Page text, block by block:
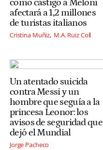
como castigo a Meloni
afectará a 1,2 millones
de turistas italianos
Cristina Muñiz M.A. Ruiz Coll
Un atentado suicida
contra Messi y un
hombre que seguía a la
princesa Leonor: los
avisos de seguridad que
dejó el Mundial
Jorge Pacheco